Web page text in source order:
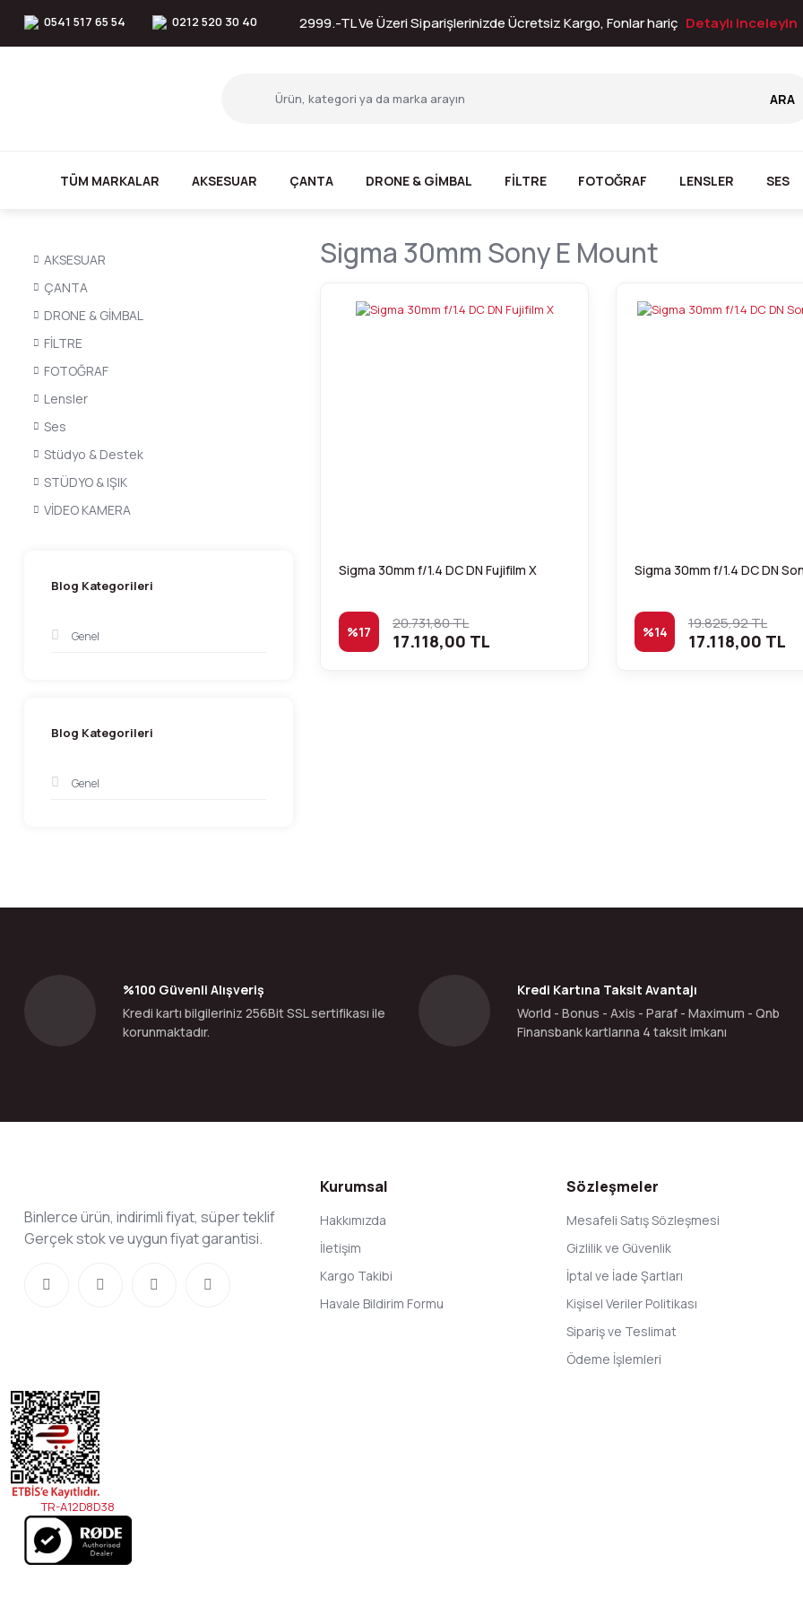
0541 517 65 54 0212 520 30 40 2999.-TL Ve Üzeri Siparişlerinizde Ücretsiz Kargo, Fonlar hariç Detaylı inceleyin
ARA
TÜM MARKALAR AKSESUAR ÇANTA DRONE & GİMBAL FİLTRE FOTOĞRAF LENSLER SES
AKSESUAR
ÇANTA
DRONE & GİMBAL
FİLTRE
FOTOĞRAF
Lensler
Ses
Stüdyo & Destek
STÜDYO & IŞIK
VİDEO KAMERA
Blog Kategorileri
Genel
Blog Kategorileri
Genel
Sigma 30mm Sony E Mount
Sigma 30mm f/1.4 DC DN Fujifilm X
%17 20.731,80 TL
17.118,00 TL
Sigma 30mm f/1.4 DC DN
%14 19.825,92 TL
17.118,00 TL
%100 Güvenli Alışveriş
Kredi kartı bilgileriniz 256Bit SSL sertifikası ile
korunmaktadır.
Kredi Kartına Taksit Avantajı
World - Bonus - Axis - Paraf - Maximum - Qnb
Finansbank kartlarına 4 taksit imkanı
Binlerce ürün, indirimli fiyat, süper teklif
Gerçek stok ve uygun fiyat garantisi.
Kurumsal
Hakkımızda
İletişim
Kargo Takibi
Havale Bildirim Formu
Sözleşmeler
Mesafeli Satış Sözleşmesi
Gizlilik ve Güvenlik
İptal ve İade Şartları
Kişisel Veriler Politikası
Sipariş ve Teslimat
Ödeme İşlemleri
TR-A12D8D38